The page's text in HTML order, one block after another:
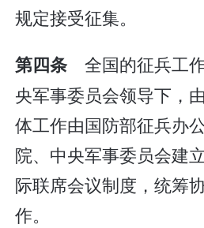
规定接受征集。
第四条 全国的征兵工
央军事委员会领导下，
体工作由国防部征兵办
院、中央军事委员会建
际联席会议制度，统筹
作。